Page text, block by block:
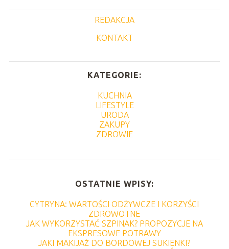
REDAKCJA
KONTAKT
KATEGORIE:
KUCHNIA
LIFESTYLE
URODA
ZAKUPY
ZDROWIE
OSTATNIE WPISY:
CYTRYNA: WARTOŚCI ODŻYWCZE I KORZYŚCI
ZDROWOTNE
JAK WYKORZYSTAĆ SZPINAK? PROPOZYCJE NA
EKSPRESOWE POTRAWY
JAKI MAKIJAŻ DO BORDOWEJ SUKIENKI?